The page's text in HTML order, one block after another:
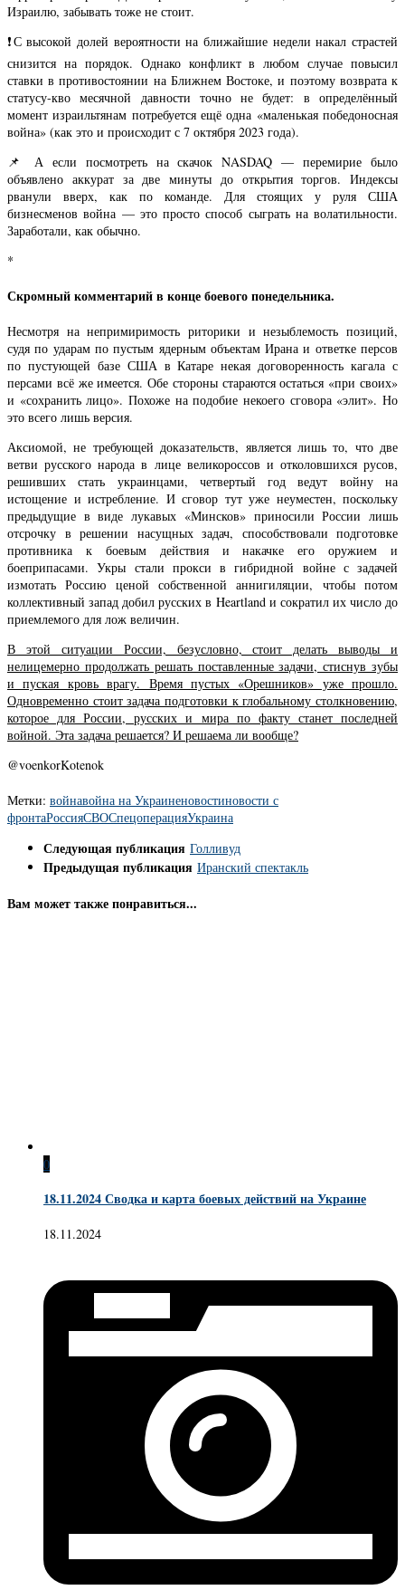
Израилю, забывать тоже не стоит.
❗️С высокой долей вероятности на ближайшие недели накал страстей
снизится на порядок. Однако конфликт в любом случае повысил
ставки в противостоянии на Ближнем Востоке, и поэтому возврата к
статусу-кво месячной давности точно не будет: в определённый
момент израильтянам потребуется ещё одна «маленькая победоносная
война» (как это и происходит с 7 октября 2023 года).
📌 А если посмотреть на скачок NASDAQ — перемирие было
объявлено аккурат за две минуты до открытия торгов. Индексы
рванули вверх, как по команде. Для стоящих у руля США
бизнесменов война — это просто способ сыграть на волатильности.
Заработали, как обычно.
*
Скромный комментарий в конце боевого понедельника.
Несмотря на непримиримость риторики и незыблемость позиций,
судя по ударам по пустым ядерным объектам Ирана и ответке персов
по пустующей базе США в Катаре некая договоренность кагала с
персами всё же имеется. Обе стороны стараются остаться «при своих»
и «сохранить лицо». Похоже на подобие некоего сговора «элит». Но
это всего лишь версия.
Аксиомой, не требующей доказательств, является лишь то, что две
ветви русского народа в лице великороссов и отколовшихся русов,
решивших стать украинцами, четвертый год ведут войну на
истощение и истребление. И сговор тут уже неуместен, поскольку
предыдущие в виде лукавых «Минсков» приносили России лишь
отсрочку в решении насущных задач, способствовали подготовке
противника к боевым действия и накачке его оружием и
боеприпасами. Укры стали прокси в гибридной войне с задачей
измотать Россию ценой собственной аннигиляции, чтобы потом
коллективный запад добил русских в Heartland и сократил их число до
приемлемого для лож величин.
В этой ситуации России, безусловно, стоит делать выводы и
нелицемерно продолжать решать поставленные задачи, стиснув зубы
и пуская кровь врагу. Время пустых «Орешников» уже прошло.
Одновременно стоит задача подготовки к глобальному столкновению,
которое для России, русских и мира по факту станет последней
войной. Эта задача решается? И решаема ли вообще?
@voenkorKotenok
Метки: войнавойна на Украиненовостиновости с
фронтаРоссияСВОСпецоперацияУкраина
Следующая публикация Голливуд
Предыдущая публикация Иранский спектакль
Вам может также понравиться...
0
18.11.2024 Сводка и карта боевых действий на Украине
18.11.2024